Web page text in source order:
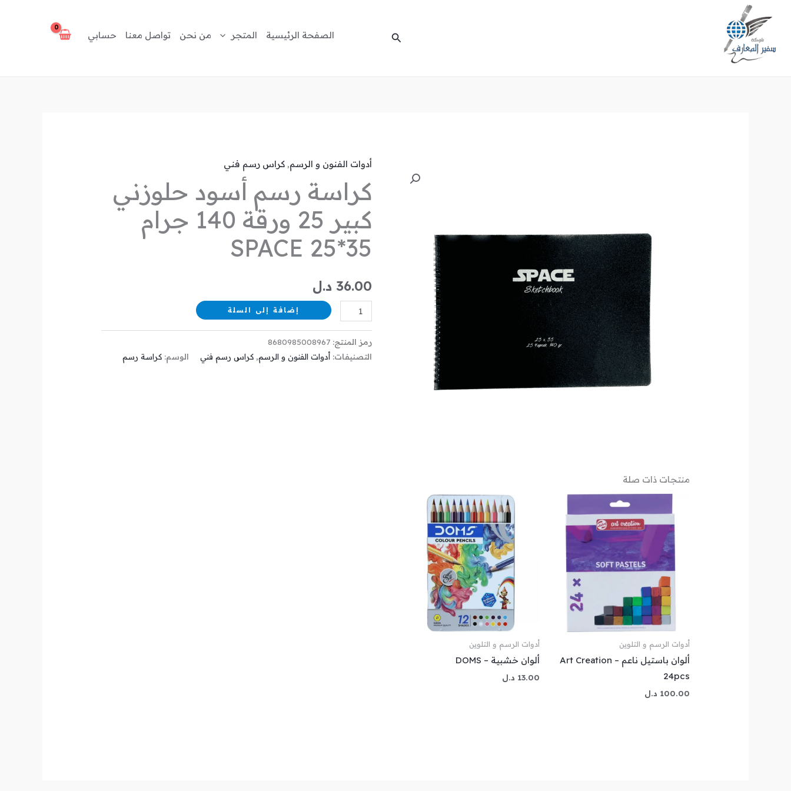
المحتوى
البحث الصفحة الرئيسية المتجر من نحن تواصل معنا حسابي
أدوات الفنون و الرسم, كراس رسم فني
كراسة رسم أسود حلوزني
كبير 25 ورقة 140 جرام
SPACE 25*35
36.00 د.ل
كمية
كراسة
رسم
أسود
حلوزني
كبير
140
جرام
25*35
إضافة إلى السلة
رمز المنتج: 8680985008967
التصنيفات: أدوات الفنون و الرسم, كراس رسم فني الوسم: كراسة رسم
منتجات ذات صلة
أدوات الرسم و التلوين
ألوان باستيل ناعم Art Creation –
24pcs
100.00 د.ل
أدوات الرسم و التلوين
ألوان خشبية – DOMS
13.00 د.ل